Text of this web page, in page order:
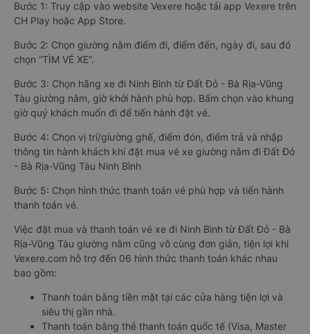
Bước 1: Truy cập vào website Vexere hoặc tải app Vexere trên
CH Play hoặc App Store.
Bước 2: Chọn giường nằm điểm đi, điểm đến, ngày đi, sau đó
chọn “TÌM VÉ XE”.
Bước 3: Chọn hãng xe đi Ninh Bình từ Đất Đỏ - Bà Rịa-Vũng
Tàu giường nằm, giờ khởi hành phù hợp. Bấm chọn vào khung
giờ quý khách muốn đi để tiến hành đặt vé.
Bước 4: Chọn vị trí/giường ghế, điểm đón, điểm trả và nhập
thông tin hành khách khi đặt mua vé xe giường nằm đi Đất Đỏ
- Bà Rịa-Vũng Tàu Ninh Bình
Bước 5: Chọn hình thức thanh toán vé phù hợp và tiến hành
thanh toán vé.
Việc đặt mua và thanh toán vé xe đi Ninh Bình từ Đất Đỏ - Bà
Rịa-Vũng Tàu giường nằm cũng vô cùng đơn giản, tiện lợi khi
Vexere.com hỗ trợ đến 06 hình thức thanh toán khác nhau
bao gồm:
Thanh toán bằng tiền mặt tại các cửa hàng tiện lợi và
siêu thị gần nhà.
Thanh toán bằng thẻ thanh toán quốc tế (Visa, Master